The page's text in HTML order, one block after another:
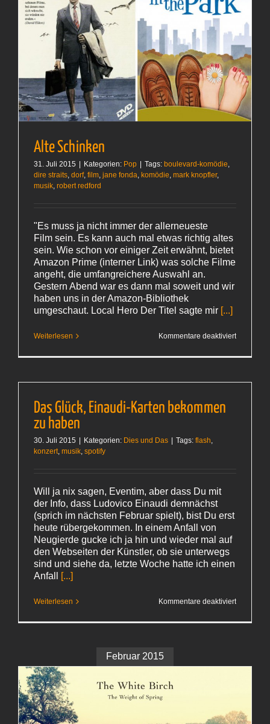
Alte Schinken
31. Juli 2015 | Kategorien: Pop | Tags: boulevard-komödie
dire straits dorf, film jane fonda komödie mark knopfler,
musik robert redford
"Es muss ja nicht immer der allerneueste
Film sein. Es kann auch mal etwas richtig altes
sein. Wie schon vor einiger Zeit erwähnt, bietet
Amazon Prime (interner Link) was solche Filme
angeht, die umfangreichere Auswahl an.
Gestern Abend war es dann mal soweit und wir
haben uns in der Amazon-Bibliothek
umgeschaut. Local Hero Der Titel sagte mir [...]
Weiterlesen Kommentare deaktiviertfür
Das Glück, Einaudi-Karten bekommen
zu haben
30. Juli 2015 | Kategorien: Dies und Das | Tags: flash
konzert musik spotify
Will ja nix sagen, Eventim, aber dass Du mit
der Info, dass Ludovico Einaudi demnächst
(sprich im nächsten Februar spielt), bist Du erst
heute rübergekommen. In einem Anfall von
Neugierde gucke ich ja hin und wieder mal auf
den Webseiten der Künstler, ob sie unterwegs
sind und siehe da, letzte Woche hatte ich einen
Anfall
[...]
Weiterlesen Kommentare deaktiviertfür
Februar 2015